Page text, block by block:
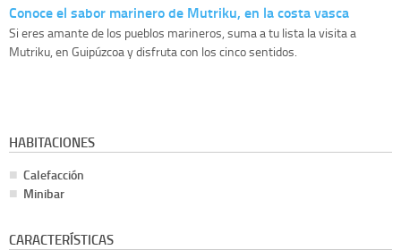
Conoce el sabor marinero de Mutriku, en la costa vasca
Si eres amante de los pueblos marineros, suma a tu lista la visita a
Mutriku, en Guipúzcoa y disfruta con los cinco sentidos.
HABITACIONES
Calefacción
Minibar
CARACTERÍSTICAS